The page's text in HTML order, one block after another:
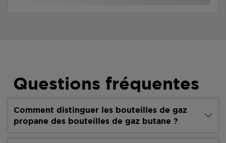
Questions fréquentes
Comment distinguer les bouteilles de gaz
propane des bouteilles de gaz butane ?